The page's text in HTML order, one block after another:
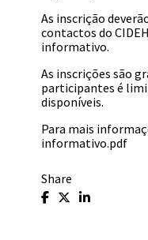
As inscrição
contactos do
informativo.
As inscrições são
participantes é
disponíveis.
Para mais
informativo.pdf
Share